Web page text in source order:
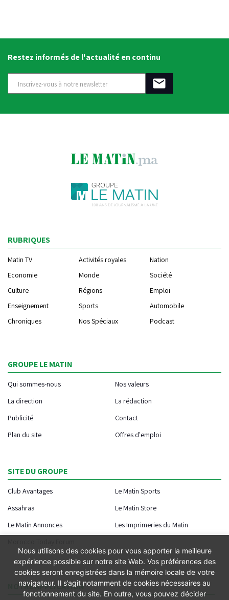
Restez informés de l'actualité en continu
RUBRIQUES
Matin TV Activités royales
Nation
Economie
Monde
Société
Culture
Régions
Emploi
Enseignement
Sports
Automobile
Chroniques
Nos Spéciaux Podcast
GROUPE LE MATIN
Qui sommes-nous
Nos valeurs
La direction
La rédaction
Publicité
Contact
Plan du site
Offres d'emploi
SITE DU GROUPE
Club Avantages
Le Matin Sports
Assahraa
Le Matin Store
Le Matin Annonces
Les Imprimeries du Matin
NOTRE APPLICATION
Nous utilisons des cookies pour vous apporter la meilleure
expérience possible sur notre site Web. Vos préférences des
cookies seront enregistrées dans la mémoire locale de votre
navigateur. Il s’agit notamment de cookies nécessaires au
fonctionnement du site. En outre, vous pouvez décider